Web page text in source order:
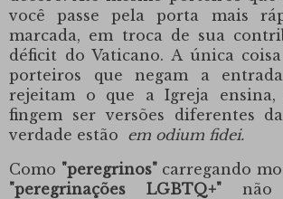
você passe pela porta mais
marcada, em troca de sua
déficit do Vaticano. A única
porteiros que negam a
rejeitam o que a Igreja ensina,
fingem ser versões diferentes
verdade estão em odium fidei.
Como "peregrinos"carregando
"peregrinações LGBTQ+"não